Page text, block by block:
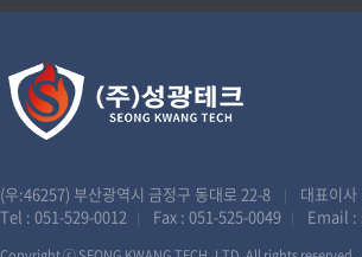
(우:46257) 부산광역시 금정구 동대로 22-8 |
대표이사
Tel : 051-529-0012 | Fax : 051-525-0049 | Email :